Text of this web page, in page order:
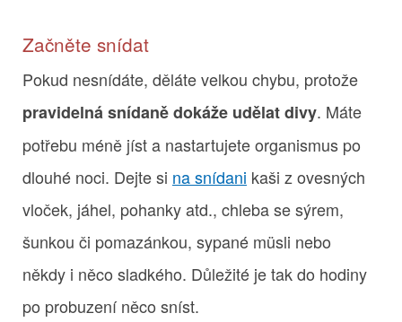
Začněte snídat
Pokud nesnídáte, děláte velkou chybu, protože
pravidelná snídaně dokáže udělat divy. Máte
potřebu méně jíst a nastartujete organismus po
dlouhé noci. Dejte si na snídani kaši z ovesných
vloček, jáhel, pohanky atd., chleba se sýrem,
šunkou či pomazánkou, sypané müsli nebo
někdy i něco sladkého. Důležité je tak do hodiny
po probuzení něco sníst.